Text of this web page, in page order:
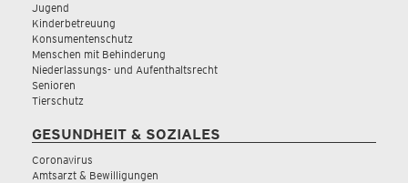
Jugend
Kinderbetreuung
Konsumentenschutz
Menschen mit Behinderung
Niederlassungs- und Aufenthaltsrecht
Senioren
Tierschutz
GESUNDHEIT & SOZIALES
Coronavirus
Amtsarzt & Bewilligungen